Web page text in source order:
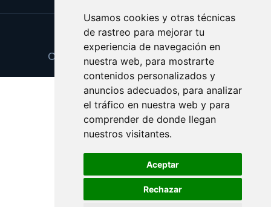
Usamos cookies y otras técnicas
de rastreo para mejorar tu
experiencia de navegación en
nuestra web, para mostrarte
contenidos personalizados y
anuncios adecuados, para analizar
el tráfico en nuestra web y para
comprender de donde llegan
nuestros visitantes.
Aceptar
Rechazar
Update cookies preferences
Copyright © 2025 vigilanciaonline.es